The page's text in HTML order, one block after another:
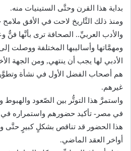
بداية هذا القرن وحتَّى الستينيات منه.
ومنذ ذلك التَّاريخ لاحت في الأفق
والأدب العربيِّ.. الصحافة ترى بأنَّها فنٌّ
ومهمَّاتها وأساليبها المختلفة ووصلت
الأدبي لها يجب أن ينتهي, ومن الجهة
هم أصحاب الفضل الأول في نشأة
غيرهم.
واستمرَّ هذا التوتُّر بين الصّعود والهبوط
في مصر- تأكيد حضورهم واستمراره في
هذا الحضور قد تناقص بشكلٍ كبيرٍ حتَّى
أواخر العقد الماضي.